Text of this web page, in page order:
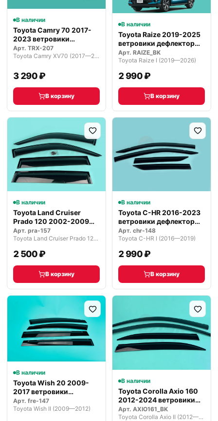
В наличии
Toyota Camry 70 2017-
2023 ветровики
дефлекторы ок…
Арт. TRX-207
Toyota Camry XV70 (2017—2021)
3 290 ₽
В корзину
В наличии
Toyota Raize 2019-2025
ветровики дефлекторы
окон…
Арт. RAIZE_BK
Toyota Raize I (2019—2026)
2 990 ₽
В корзину
В наличии
Toyota Land Cruiser
Prado 120 2002-2009
ветровики…
Арт. pra-157
Toyota Land Cruiser Prado 120 рестайлинг (2007—2009)
2 500 ₽
В корзину
В наличии
Toyota C-HR 2016-2023
ветровики дефлекторы
окон P…
Арт. chr-148
Toyota C-HR I (2016—2019)
2 990 ₽
В корзину
В наличии
Toyota Wish 20 2009-
2017 ветровики
дефлекторы око…
Арт. fre-147
Toyota Wish II (2009—2012)
В наличии
Toyota Corolla Axio 160
2012-2024 ветровики
дефле…
Арт. AXIO161_BK
Toyota Corolla Axio II (2012—2015)